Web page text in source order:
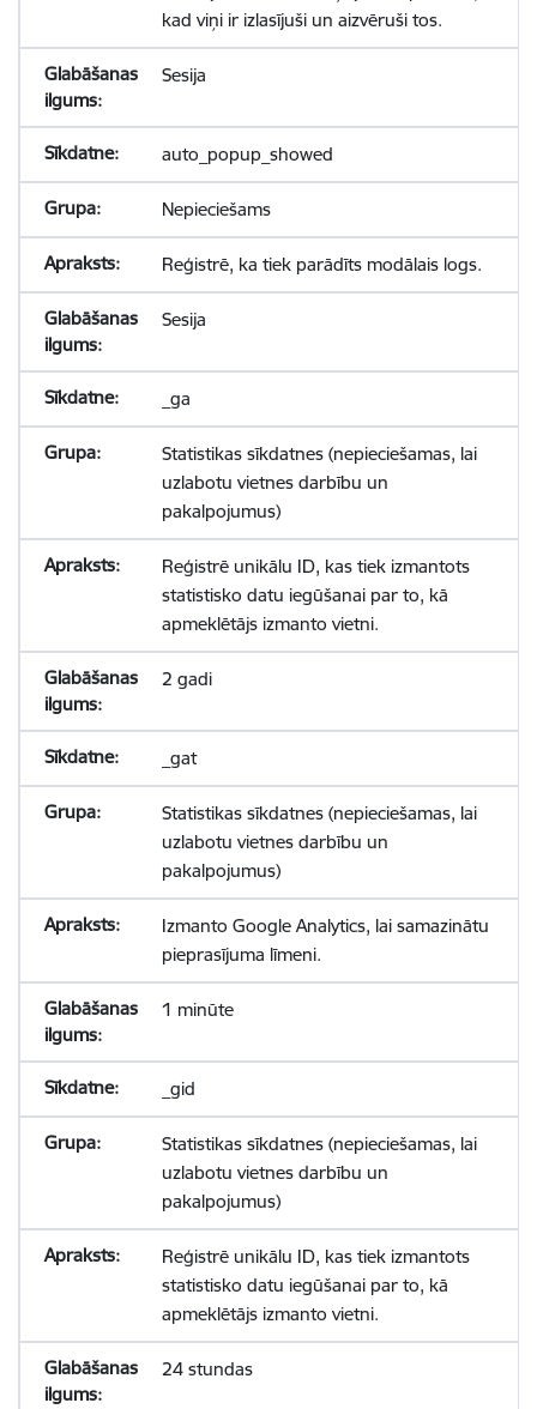
kad viņi ir izlasījuši un aizvēruši tos.
Sesija
auto_popup_showed
Nepieciešams
Reģistrē, ka tiek parādīts modālais logs.
Sesija
_ga
Statistikas sīkdatnes (nepieciešamas, lai
uzlabotu vietnes darbību un
pakalpojumus)
Reģistrē unikālu ID, kas tiek izmantots
statistisko datu iegūšanai par to, kā
apmeklētājs izmanto vietni.
2 gadi
_gat
Statistikas sīkdatnes (nepieciešamas, lai
uzlabotu vietnes darbību un
pakalpojumus)
Izmanto Google Analytics, lai samazinātu
pieprasījuma līmeni.
1 minūte
_gid
Statistikas sīkdatnes (nepieciešamas, lai
uzlabotu vietnes darbību un
pakalpojumus)
Reģistrē unikālu ID, kas tiek izmantots
statistisko datu iegūšanai par to, kā
apmeklētājs izmanto vietni.
24 stundas